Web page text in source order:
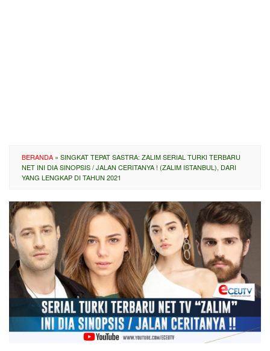
BERANDA » SINGKAT TEPAT SASTRA: ZALIM SERIAL TURKI TERBARU
NET INI DIA SINOPSIS / JALAN CERITANYA ! (ZALIM ISTANBUL), DARI
YANG LENGKAP DI TAHUN 2021